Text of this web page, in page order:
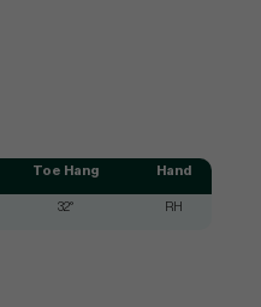
Toe Hang Hand
32° RH